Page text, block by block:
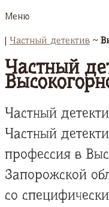
Меню
| Частный детектив ~
Частный
Частный
Частный
профессия в
Запорожской
со